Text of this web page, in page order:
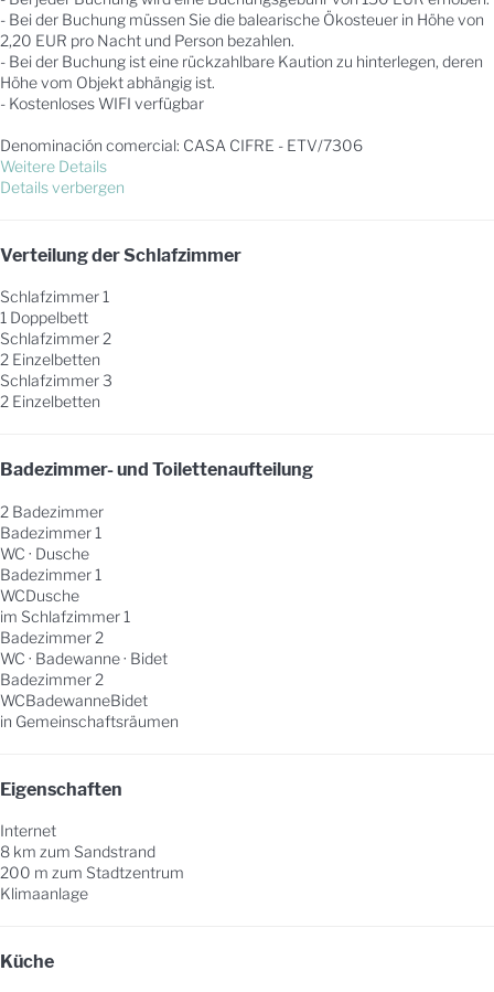
- Bei der Buchung müssen Sie die balearische Ökosteuer in Höhe von
2,20 EUR pro Nacht und Person bezahlen.
- Bei der Buchung ist eine rückzahlbare Kaution zu hinterlegen, deren
Höhe vom Objekt abhängig ist.
- Kostenloses WIFI verfügbar
Denominación comercial: CASA CIFRE - ETV/7306
Weitere Details
Details verbergen
Verteilung der Schlafzimmer
Schlafzimmer 1
1 Doppelbett
Schlafzimmer 2
2 Einzelbetten
Schlafzimmer 3
2 Einzelbetten
Badezimmer- und Toilettenaufteilung
2 Badezimmer
Badezimmer 1
WC · Dusche
Badezimmer 1
WCDusche
im Schlafzimmer 1
Badezimmer 2
WC · Badewanne· Bidet
Badezimmer 2
WCBadewanneBidet
in Gemeinschaftsräumen
Eigenschaften
Internet
8 km zum Sandstrand
200 m zum Stadtzentrum
Klimaanlage
Küche